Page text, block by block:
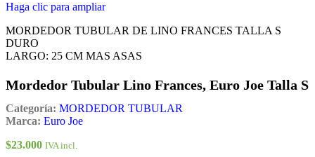
Haga clic para ampliar
MORDEDOR TUBULAR DE LINO FRANCES TALLA S
DURO
LARGO: 25 CM MAS ASAS
Mordedor Tubular Lino Frances, Euro Joe Talla S
Categoría: MORDEDOR TUBULAR
Marca: Euro Joe
$23.000 IVA incl.